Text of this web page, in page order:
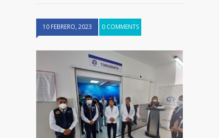
10 FEBRERO, 2023 0 COMMENTS